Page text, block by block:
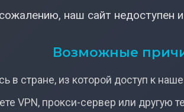
наш сайт недоступен
Возможные
в стране, из которой доступ к
VPN, прокси-сервер или другую